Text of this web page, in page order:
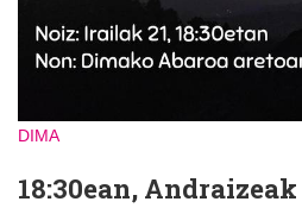
DIMA
18:30ean,